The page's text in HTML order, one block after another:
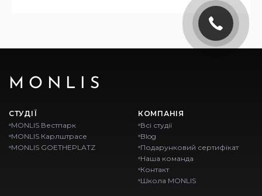
MONLIS
СТУДІЇ
MONLIS Вестпарк
MONLIS Карлштрасе
MONLIS GOETHEPLATZ
КОМПАНІЯ
Всі студії
Blog
Подарунковий сертифікат
Наша команда
Контакт
Школа MONLIS